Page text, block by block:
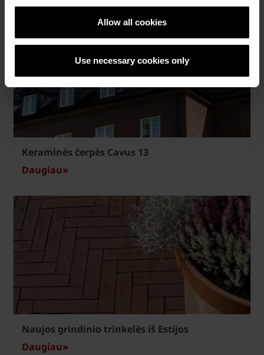
Allow all cookies
Use necessary cookies only
Keraminės čerpės Cavus 13
Daugiau»
Naujos grindinio trinkelės iš Estijos
Daugiau»